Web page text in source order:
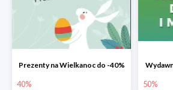
Prezenty na Wielkanoc do -40%
40% 50%